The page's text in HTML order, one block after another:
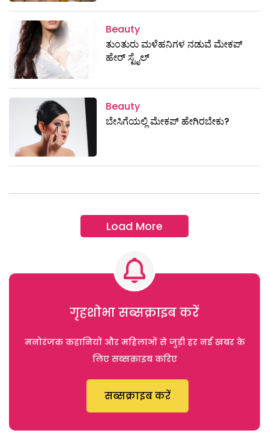
Beauty
ತುಂತುರು ಮಳೆಹನಿಗಳ ನಡುವೆ ಮೇಕಪ್
ಹೇರ್ ಸ್ಟೈಲ್
Beauty
ಬೇಸಿಗೆಯಲ್ಲಿ ಮೇಕಪ್ ಹೇಗಿರಬೇಕು?
Load More
गृहशोभा सब्सक्राइब करें
मनोरंजक कहानियों और महिलाओं से जुड़ी हर नई खबर के
लिए सब्सक्राइब करिए
सब्सक्राइब करें